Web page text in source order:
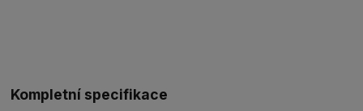
Kompletní specifikace